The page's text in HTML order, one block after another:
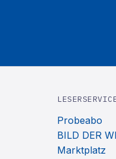
Probeabo
BILD DER
Marktplatz